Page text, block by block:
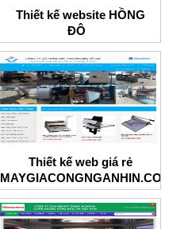
Thiết kế website HỒNG
ĐÔ
Thiết kế web giá rẻ